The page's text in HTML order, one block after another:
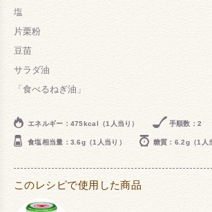
塩
片栗粉
豆苗
サラダ油
「食べるねぎ油」
エネルギー：475kcal（1人当り） 手順数：2
食塩相当量：3.6g（1人当り） 糖質：6.2g（1人
このレシピで使用した商品